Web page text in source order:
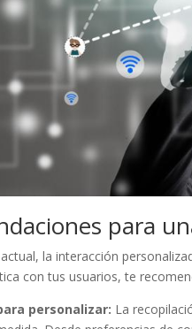
para
la interacción
con tus​ usuarios, te
personalizar: La